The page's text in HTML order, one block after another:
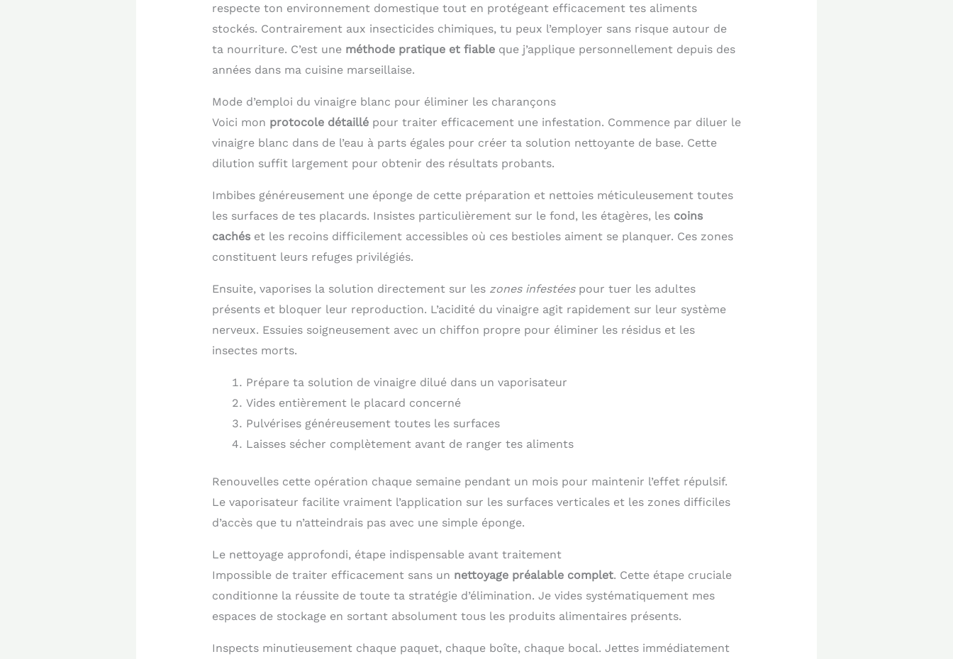
respecte ton environnement domestique tout en protégeant efficacement tes aliments
stockés. Contrairement aux insecticides chimiques, tu peux l’employer sans risque autour de
ta nourriture. C’est une méthode pratique et fiableque j’applique personnellement depuis des
années dans ma cuisine marseillaise.
Mode d’emploi du vinaigre blanc pour éliminer les charançons
Voici mon protocole détaillépour traiter efficacement une infestation. Commence par diluer le
vinaigre blanc dans de l’eau à parts égales pour créer ta solution nettoyante de base. Cette
dilution suffit largement pour obtenir des résultats probants.
Imbibes généreusement une éponge de cette préparation et nettoies méticuleusement toutes
les surfaces de tes placards. Insistes particulièrement sur le fond, les étagères, les coins
cachéset les recoins difficilement accessibles où ces bestioles aiment se planquer. Ces zones
constituent leurs refuges privilégiés.
Ensuite, vaporises la solution directement sur les zones infestéespour tuer les adultes
présents et bloquer leur reproduction. L’acidité du vinaigre agit rapidement sur leur système
nerveux. Essuies soigneusement avec un chiffon propre pour éliminer les résidus et les
insectes morts.
Prépare ta solution de vinaigre dilué dans un vaporisateur
Vides entièrement le placard concerné
Pulvérises généreusement toutes les surfaces
Laisses sécher complètement avant de ranger tes aliments
Renouvelles cette opération chaque semaine pendant un mois pour maintenir l’effet répulsif.
Le vaporisateur facilite vraiment l’application sur les surfaces verticales et les zones difficiles
d’accès que tu n’atteindrais pas avec une simple éponge.
Le nettoyage approfondi, étape indispensable avant traitement
Impossible de traiter efficacement sans un nettoyage préalable complet. Cette étape cruciale
conditionne la réussite de toute ta stratégie d’élimination. Je vides systématiquement mes
espaces de stockage en sortant absolument tous les produits alimentaires présents.
Inspects minutieusement chaque paquet, chaque boîte, chaque bocal. Jettes immédiatement